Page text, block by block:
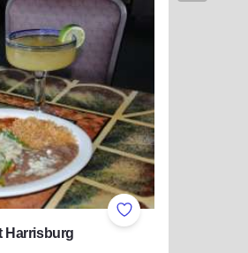
Add to Favorites
Harrisburg